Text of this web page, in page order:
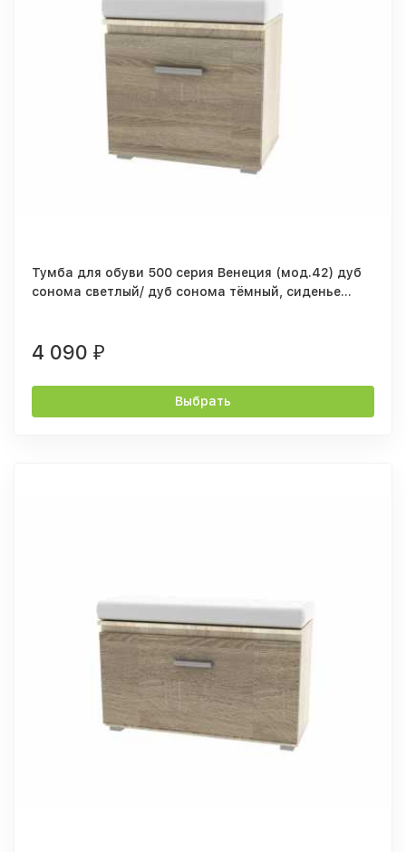
Тумба для обуви 500 серия Венеция (мод.42) дуб
сонома светлый/ дуб сонома тёмный, сиденье
4 090 ₽
Выбрать